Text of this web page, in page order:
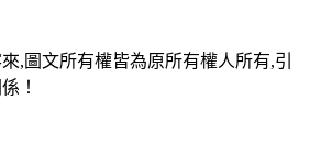
,圖文所有權皆為原所有權人所有,引
！